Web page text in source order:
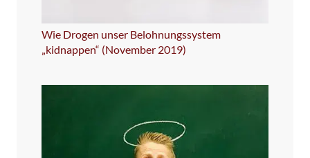
Wie Drogen unser Belohnungssystem
„kidnappen“ (November 2019)